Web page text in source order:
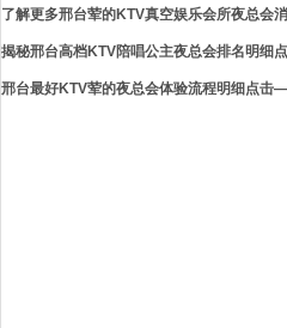
了解更多邢台荤的KTV真空娱乐会所夜总会
揭秘邢台高档KTV陪唱公主夜总会排名明
邢台最好KTV荤的夜总会体验流程明细点